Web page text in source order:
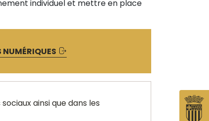
individuel et mettre en place
NUMÉRIQUES
ainsi que dans les